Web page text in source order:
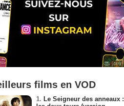
films en VOD
1. Le Seigneur des anneaux :